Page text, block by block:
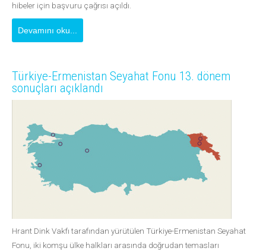
hibeler için başvuru çağrısı açıldı.
Devamını oku...
Türkiye-Ermenistan Seyahat Fonu 13. dönem
sonuçları açıklandı
Hrant Dink Vakfı tarafından yürütülen Türkiye-Ermenistan Seyahat
Fonu, iki komşu ülke halkları arasında doğrudan temasları